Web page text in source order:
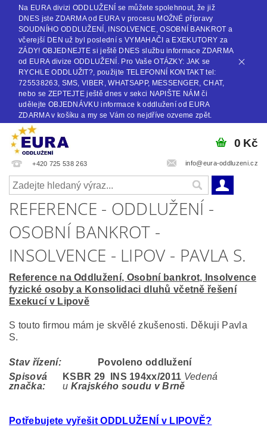
Na EURA divizi ODDLUŽENÍ se můžete spolehnout, že již
DNES jste ZDARMA od EURA v procesu MOŽNÉ přípravy
SOUDNÍHO ODDLUŽENÍ, INSOLVENCE, OSOBNÍ BANKROT a
včerejší DEN už byl poslední s VYMAHAČI a EXEKUTORY za
ZÁDY! OBJEDNEJTE si ještě DNES službu informace ZDARMA
od EURA divize ODDLUŽENÍ. Pro Vaše OTÁZKY: JAK se
RYCHLE ODDLUŽIT?, použijte TELEFONNÍ KONTAKT tel:
725538263, SMS, VIBER, WHATSAPP, MESSENGER, CHAT,
nebo se ZEPTEJTE ještě dnes v sekci NAPIŠTE NÁM či
udělejte OBJEDNÁVKU informace k oddlužení od EURA
ZDARMA v košíku a my se Vám co nejdříve ozveme zpět.
+420 725 538 263 info@eura-oddluzeni.cz
0 Kč
REFERENCE - ODDLUŽENÍ -
OSOBNÍ BANKROT -
INSOLVENCE - LIPOV - PAVLA S.
Reference na Oddlužení, Osobní bankrot, Insolvence
fyzické osoby a Konsolidaci dluhů včetně řešení
Exekucí v Lipově
S touto firmou mám je skvělé zkušenosti. Děkuji Pavla
S.
Stav řízení:
Povoleno oddlužení
Spisová
značka:
KSBR 29 INS 194xx/2011 Vedená
u Krajského soudu v Brně
Potřebujete vyřešit ODDLUŽENÍ v LIPOVĚ?